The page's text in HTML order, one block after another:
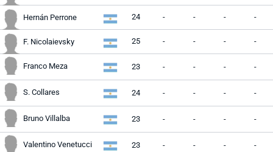
Hernán Perrone 24 - - - -
F. Nicolaievsky 25 - - - -
Franco Meza 23 - - - -
S. Collares 24 - - - -
Bruno Villalba 23 - - - -
Valentino Venetucci 23 - - - -